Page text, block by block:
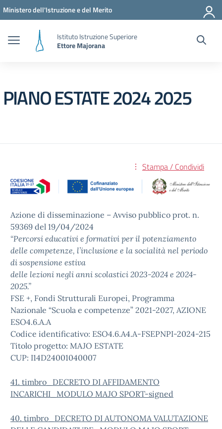
Vai ai contenuti
Vai al menu di navigazione
Vai al footer
Ministero dell'Istruzione e del Merito
Istituto Istruzione Superiore
Ettore Majorana
PIANO ESTATE 2024 2025
Stampa / Condividi
Azione di disseminazione – Avviso pubblico prot. n.
59369 del 19/04/2024
“Percorsi educativi e formativi per il potenziamento
delle competenze, l’inclusione e la socialità nel periodo
di sospensione estiva
delle lezioni negli anni scolastici 2023-2024 e 2024-
2025.”
FSE +, Fondi Strutturali Europei, Programma
Nazionale “Scuola e competenze” 2021-2027, AZIONE
ESO4.6.A.A
Codice identificativo: ESO4.6.A4.A-FSEPNPI-2024-215
Titolo progetto: MAJO ESTATE
CUP: I14D24001040007
41. timbro_DECRETO DI AFFIDAMENTO
INCARICHI_MODULO MAJO SPORT-signed
40. timbro_DECRETO DI AUTONOMA VALUTAZIONE